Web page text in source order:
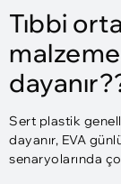
Tıbbi
Sert plastik
dayanır, EVA
senaryolarında